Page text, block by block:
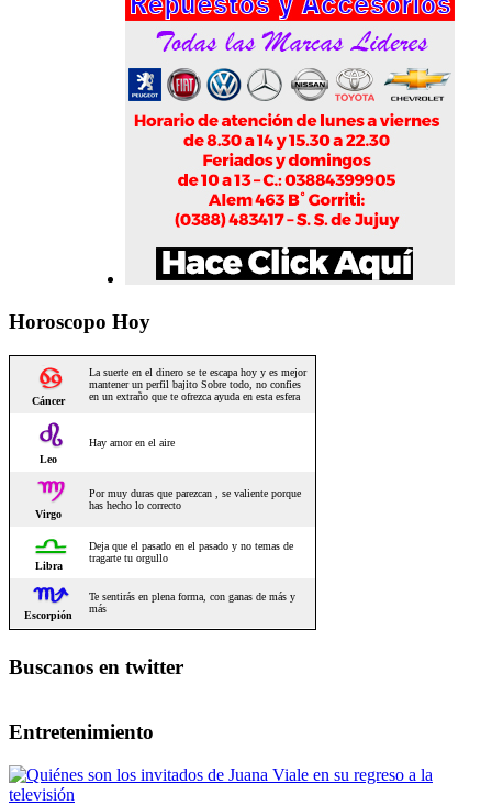
Horoscopo Hoy
Buscanos en twitter
Entretenimiento